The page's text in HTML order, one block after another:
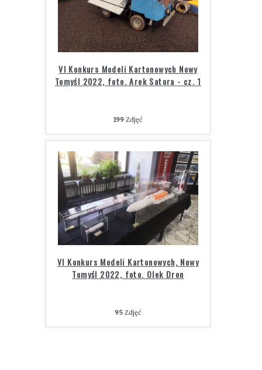
VI Konkurs Modeli Kartonowych Nowy
Tomyśl 2022, foto. Arek Satora - cz. 1
199 Zdjęć
VI Konkurs Modeli Kartonowych, Nowy
Tomyśl 2022, foto. Olek Dron
95 Zdjęć